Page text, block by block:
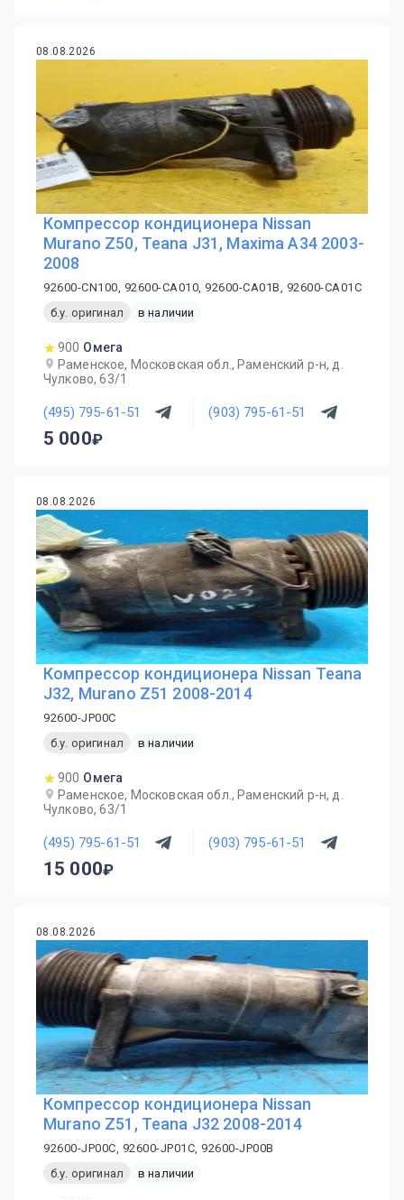
08.08.2026
Компрессор кондиционера Nissan
Murano Z50, Teana J31, Maxima A34 2003-
2008
92600-CN100, 92600-CA010, 92600-CA01B, 92600-CA01C
б.у. оригинал
в наличии
900 Омега
Раменское, Московская обл., Раменский р-н, д.
Чулково, 63/1
(495) 795-61-51 (903) 795-61-51
5 000
08.08.2026
Компрессор кондиционера Nissan Teana
J32, Murano Z51 2008-2014
92600-JP00C
б.у. оригинал
в наличии
900 Омега
Раменское, Московская обл., Раменский р-н, д.
Чулково, 63/1
(495) 795-61-51 (903) 795-61-51
15 000
08.08.2026
Компрессор кондиционера Nissan
Murano Z51, Teana J32 2008-2014
92600-JP00C, 92600-JP01C, 92600-JP00B
б.у. оригинал
в наличии